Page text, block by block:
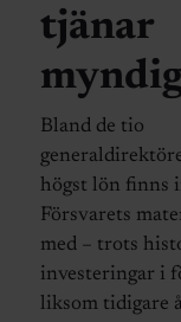
tjänar
Bland de tio
högst lön finns
Försvarets
med – trots
investeringar i
liksom tidigare